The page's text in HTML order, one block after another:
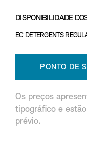
DISPONIBILIDADE
EC DETERGENTS
PONTO DE
Os preços
tipográfico e
prévio.